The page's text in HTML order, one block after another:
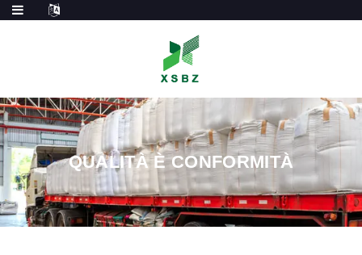
QUALITÀ È CONFORMITÀ